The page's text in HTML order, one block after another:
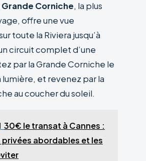
Grande Corniche, la plus
offre une vue
toute la Riviera jusqu’à
circuit complet d’une
par la Grande Corniche le
lumière, et revenez par la
au coucher du soleil.
30€ le transat à Cannes :
privées abordables et les